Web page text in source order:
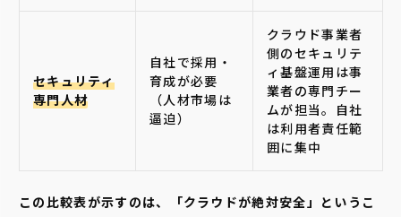
セキュリティ
専門人材
自社で採用・
育成が必要
（人材市場は
逼迫）
クラウド事業者
側のセキュリテ
ィ基盤運用は事
業者の専門チー
ムが担当。自社
は利用者責任範
囲に集中
この比較表が示すのは、「クラウドが絶対安全」というこ